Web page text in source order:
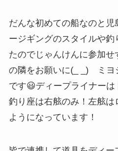
だんな初めての船なのと児
ージギングのスタイルや釣
たのでじゃんけんに参加
の隣をお願いに(_ _) ミヨ
です😃ディープライナー
釣り座は右舷のみ！左舷は
ようになっています！